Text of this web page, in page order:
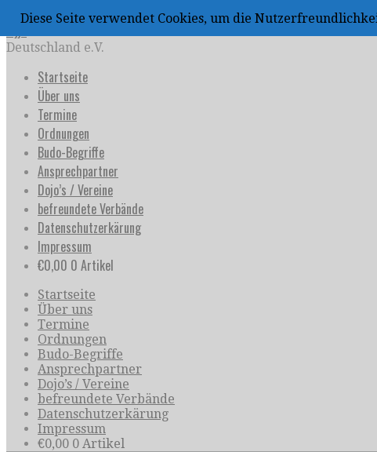
Zum
Inhalt
springen
Deutschland e.V.
Startseite
Über uns
Termine
Ordnungen
Budo-Begriffe
Ansprechpartner
Dojo’s / Vereine
befreundete Verbände
Datenschutzerkärung
Impressum
€0,00 0 Artikel
Startseite
Über uns
Termine
Ordnungen
Budo-Begriffe
Ansprechpartner
Dojo’s / Vereine
befreundete Verbände
Datenschutzerkärung
Impressum
€0,00 0 Artikel
Diese Seite verwendet Cookies, um die